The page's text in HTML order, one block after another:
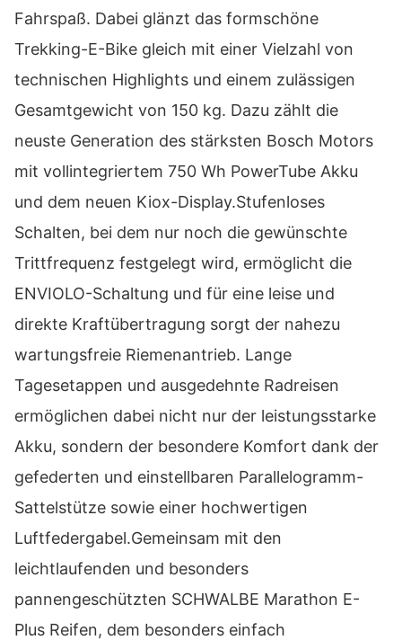
Fahrspaß. Dabei glänzt das formschöne
Trekking-E-Bike gleich mit einer Vielzahl von
technischen Highlights und einem zulässigen
Gesamtgewicht von 150 kg. Dazu zählt die
neuste Generation des stärksten Bosch Motors
mit vollintegriertem 750 Wh PowerTube Akku
und dem neuen Kiox-Display.Stufenloses
Schalten, bei dem nur noch die gewünschte
Trittfrequenz festgelegt wird, ermöglicht die
ENVIOLO-Schaltung und für eine leise und
direkte Kraftübertragung sorgt der nahezu
wartungsfreie Riemenantrieb. Lange
Tagesetappen und ausgedehnte Radreisen
ermöglichen dabei nicht nur der leistungsstarke
Akku, sondern der besondere Komfort dank der
gefederten und einstellbaren Parallelogramm-
Sattelstütze sowie einer hochwertigen
Luftfedergabel.Gemeinsam mit den
leichtlaufenden und besonders
pannengeschützten SCHWALBE Marathon E-
Plus Reifen, dem besonders einfach